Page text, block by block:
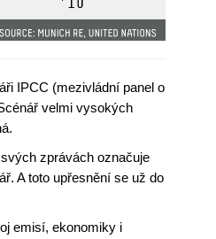
IPCC (mezivládní panel o
velmi vysokých
zprávách označuje
A toto upřesnění se už do
emisí, ekonomiky i